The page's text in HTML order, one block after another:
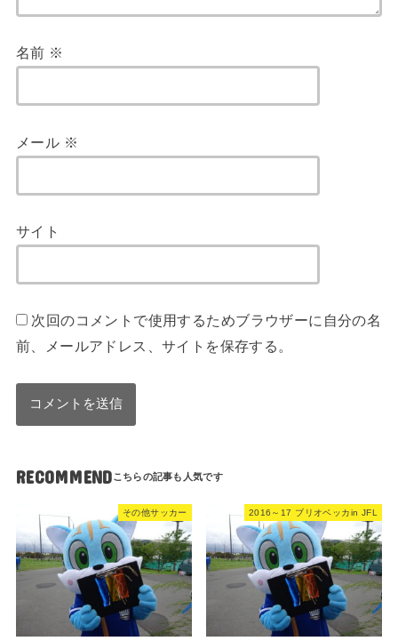
名前 ※
メール ※
サイト
次回のコメントで使用するためブラウザーに自分の名
前、メールアドレス、サイトを保存する。
RECOMMEND
その他サッカー 2016～17 ブリオベッカin JFL